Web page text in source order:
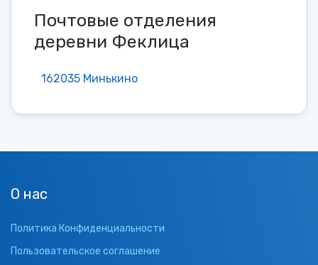
Почтовые отделения
деревни Феклица
162035 Минькино
О нас
Политика Конфиденциальности
Пользовательское соглашение